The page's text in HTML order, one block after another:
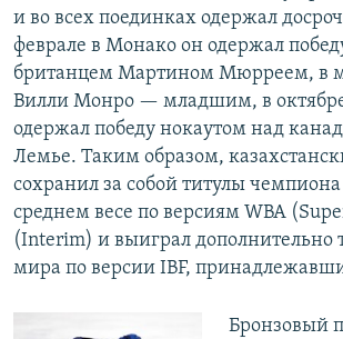
и во всех поединках одержал
феврале в Монако он одержал
британцем Мартином Мюрреем, в
Вилли Монро — младшим, в
одержал победу нокаутом над
Лемье. Таким образом,
сохранил за собой титулы
среднем весе по версиям WBA
(Interim) и выиграл дополнительно
мира по версии IBF,
Бронзовый